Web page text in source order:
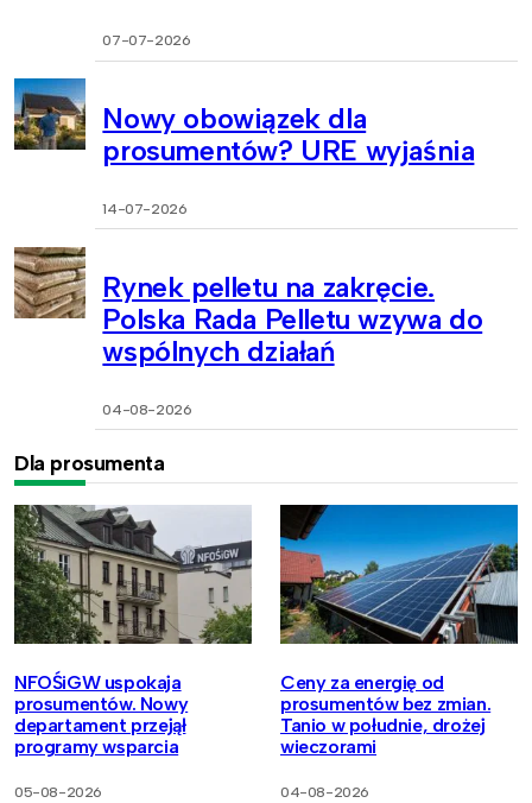
07-07-2026
Nowy obowiązek dla
prosumentów? URE wyjaśnia
14-07-2026
Rynek pelletu na zakręcie.
Polska Rada Pelletu wzywa do
wspólnych działań
04-08-2026
Dla prosumenta
NFOŚiGW uspokaja
prosumentów. Nowy
departament przejął
programy wsparcia
05-08-2026
Ceny za energię od
prosumentów bez zmian.
Tanio w południe, drożej
wieczorami
04-08-2026